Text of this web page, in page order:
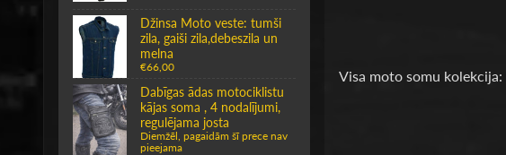
Džinsa Moto veste: tumši
zila, gaiši zila,debeszila un
melna
€66,00
Dabīgas ādas motociklistu
kājas soma , 4 nodalījumi,
regulējama josta
Diemžēl, pagaidām šī prece nav
pieejama
Visa moto somu kolekcija: